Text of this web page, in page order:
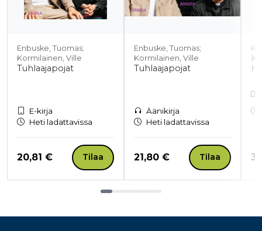
Enbuske, Tuomas;
Kormilainen, Ville
Tuhlaajapojat
E-kirja
Heti ladattavissa
Hinta nyt
20,81 € Tilaa
Enbuske, Tuomas;
Kormilainen, Ville
Tuhlaajapojat
Äänikirja
Heti ladattavissa
Hinta nyt
21,80 € Tilaa